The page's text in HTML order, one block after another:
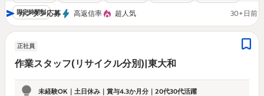
固定時間制
カンタン応募 高返信率 超人気 30+日前
正社員
作業スタッフ(リサイクル分別)|東大和
未経験OK｜土日休み｜賞与4.3か月分｜20代30代活躍